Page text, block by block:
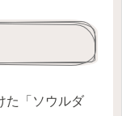
た「ソウルダ